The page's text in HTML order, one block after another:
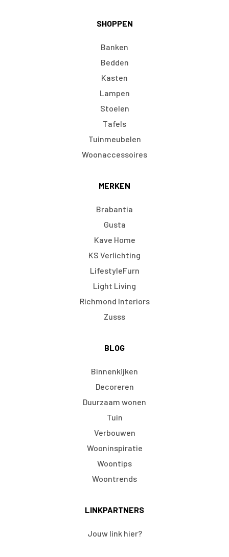
SHOPPEN
Banken
Bedden
Kasten
Lampen
Stoelen
Tafels
Tuinmeubelen
Woonaccessoires
MERKEN
Brabantia
Gusta
Kave Home
KS Verlichting
LifestyleFurn
Light Living
Richmond Interiors
Zusss
BLOG
Binnenkijken
Decoreren
Duurzaam wonen
Tuin
Verbouwen
Wooninspiratie
Woontips
Woontrends
LINKPARTNERS
Jouw link hier?